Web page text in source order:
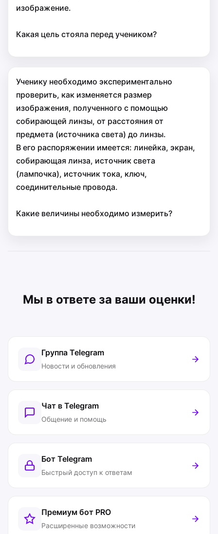
изображение.
Какая цель стояла перед учеником?
Ученику необходимо экспериментально
проверить, как изменяется размер
изображения, полученного с помощью
собирающей линзы, от расстояния от
предмета (источника света) до линзы.
В его распоряжении имеется: линейка, экран,
собирающая линза, источник света
(лампочка), источник тока, ключ,
соединительные провода.
Какие величины необходимо измерить?
Мы в ответе за ваши оценки!
Группа Telegram
Новости и обновления
Чат в Telegram
Общение и помощь
Бот Telegram
Быстрый доступ к ответам
Премиум бот PRO
Расширенные возможности